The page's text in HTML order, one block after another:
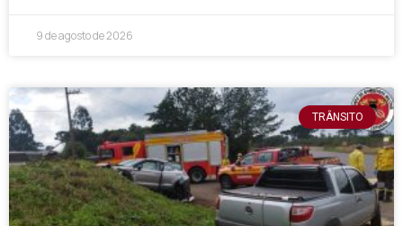
9 de agosto de 2026
TRÂNSITO